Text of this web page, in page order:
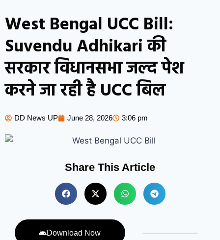
West Bengal UCC Bill:
Suvendu Adhikari की
सरकार विधानसभा जल्द पेश
करने जा रही है UCC बिल
DD News UP June 28, 2026 3:06 pm
Share This Article
Download Now